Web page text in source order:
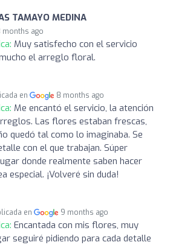
TAMAYO MEDINA
months ago
Muy satisfecho con el servicio
el arreglo floral.
en 8 months ago
Me encantó el servicio, la atención
Las flores estaban frescas,
quedó tal como lo imaginaba. Se
con el que trabajan. Súper
donde realmente saben hacer
especial. ¡Volveré sin duda!
en 9 months ago
Encantada con mis flores, muy
seguiré pidiendo para cada detalle